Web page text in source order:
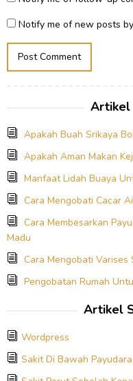
Notify me of new posts
Artikel
Apakah Buah Srikaya
Apakah Aman Makan
Manfaat Lidah Buaya
Cara Mengobati Cacar
Cara Membesarkan
Madu
Cara Mengobati Varises
Pengobatan Rumah
Artikel
Wordpress
Sakit Di Bawah